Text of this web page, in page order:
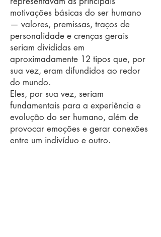
motivações básicas do ser humano
— valores, premissas, traços de
personalidade e crenças gerais
seriam divididas em
aproximadamente 12 tipos que, por
sua vez, eram difundidos ao redor
do mundo.
Eles, por sua vez, seriam
fundamentais para a experiência e
evolução do ser humano, além de
provocar emoções e gerar conexões
entre um indivíduo e outro.